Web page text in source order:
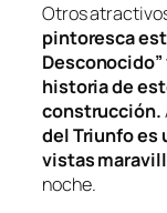
Otros
pintoresca
historia de
construcción.
del Triunfo es
vistas
noche.